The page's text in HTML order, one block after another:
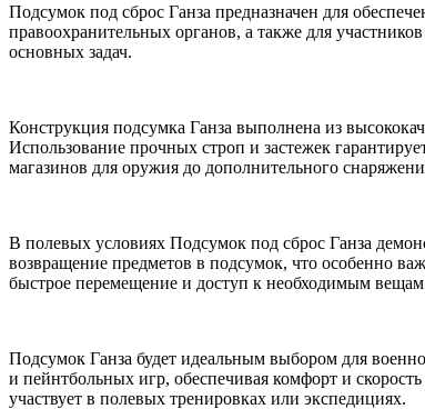
Подсумок под сброс Ганза предназначен для
правоохранительных органов, а также для
основных задач.
Конструкция подсумка Ганза выполнена из
Использование прочных строп и застежек
магазинов для оружия до дополнительного
В полевых условиях Подсумок под сброс Ганза
возвращение предметов в подсумок, что особенно
быстрое перемещение и доступ к необходимым
Подсумок Ганза будет идеальным выбором для
и пейнтбольных игр, обеспечивая комфорт и
участвует в полевых тренировках или экспедициях.